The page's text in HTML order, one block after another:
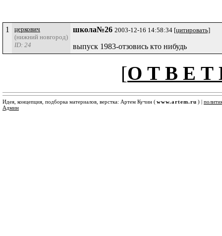
1
церкович
(нижний новгород)
ID: 24
школа№26 2003-12-16 14:58:34 [цитировать]
выпуск 1983-отзовись кто нибудь
[О Т В Е Т
Идея, концепция, подборка материалов, верстка: Артем Кучин (www.artem.ru ) |
Админ